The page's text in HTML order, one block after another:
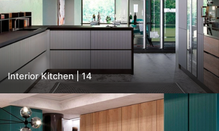
Interior Kitchen | 14